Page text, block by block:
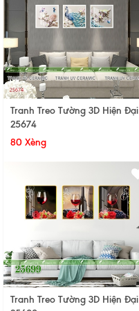
Tranh Treo Tường 3D Hiện Đại
25674
80 Xèng
Tranh Treo Tường 3D Hiện Đại